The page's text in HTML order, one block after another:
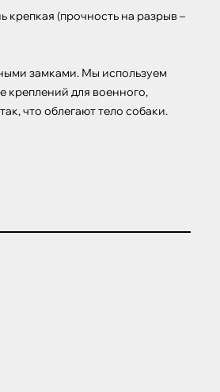
(прочность на разрыв –
замками. Мы используем
креплений для военного,
что облегают тело собаки.